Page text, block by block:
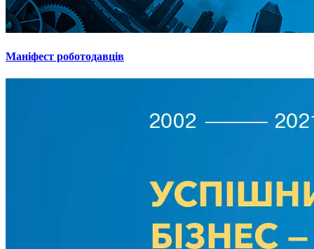
Маніфест роботодавців